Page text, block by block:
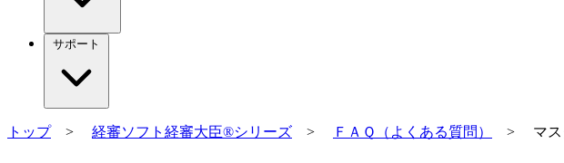
サポート
トップ> 経審ソフト経審大臣®シリーズ > ＦＡＱ（よくある質問） > マス